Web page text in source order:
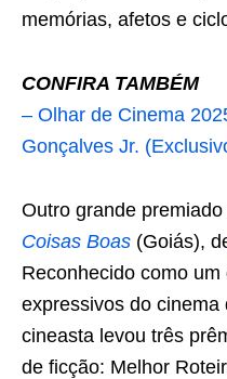
memórias, afetos e
CONFIRA TAMBÉM
– Olhar de Cinema
Gonçalves Jr.
Outro grande
Coisas Boas (Goiás),
Reconhecido como
expressivos do
cineasta levou três
de ficção: Melhor